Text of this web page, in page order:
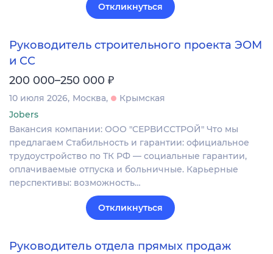
Откликнуться
Руководитель строительного проекта ЭОМ
и СС
200 000–250 000 ₽
10 июля 2026 Москва
Крымская
Jobers
Вакансия компании: ООО "СЕРВИССТРОЙ" Что мы
предлагаем Стабильность и гарантии: официальное
трудоустройство по ТК РФ — социальные гарантии,
оплачиваемые отпуска и больничные. Карьерные
перспективы: возможность…
Откликнуться
Руководитель отдела прямых продаж